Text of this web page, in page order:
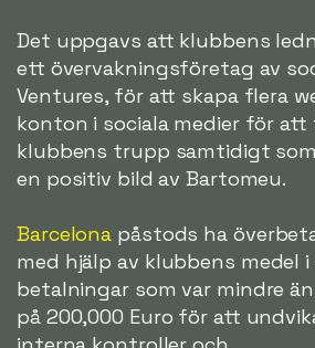
Det uppgavs att klubbens
ett övervakningsföretag av
Ventures, för att skapa flera
konton i sociala medier för att
klubbens trupp samtidigt
en positiv bild av Bartomeu.
Barcelona påstods ha
med hjälp av klubbens medel i
betalningar som var mindre
på 200,000 Euro för att